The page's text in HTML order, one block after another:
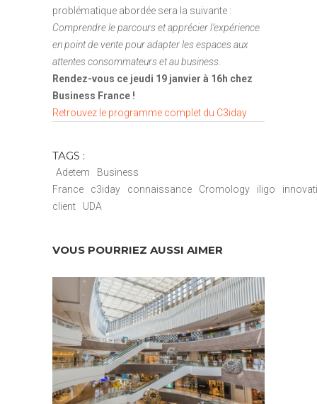
problématique abordée sera la suivante :
Comprendre le parcours et apprécier l’expérience
en point de vente pour adapter les espaces aux
attentes consommateurs et au business
Rendez-vous ce jeudi 19 janvier à 16h chez
Business France !
Retrouvez le programme complet du C3iday
TAGS :
Adetem
Business
France
c3iday connaissance Cromology iligo
client
UDA
VOUS POURRIEZ AUSSI AIMER